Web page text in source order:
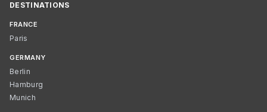
DESTINATIONS
FRANCE
Paris
GERMANY
Berlin
Hamburg
Munich